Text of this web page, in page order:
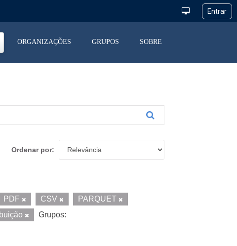
ORGANIZAÇÕES GRUPOS SOBRE
Ordenar por
PDF CSV
PARQUET
Grupos: